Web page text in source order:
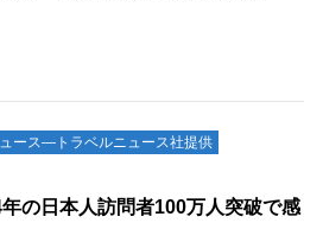
ース―トラベルニュース社提供
の日本人訪問者100万人突破で感